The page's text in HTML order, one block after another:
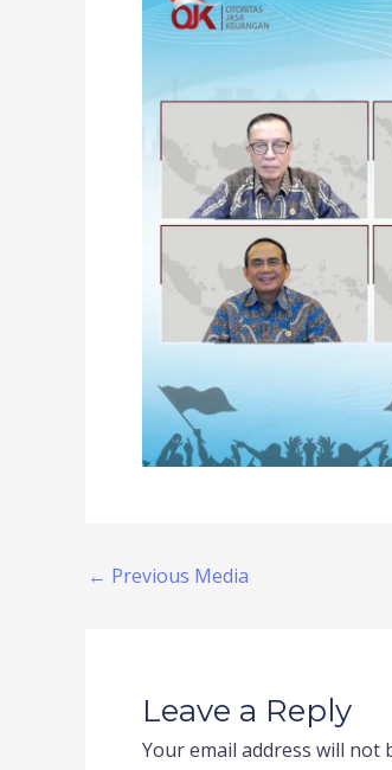
← Previous Media
Leave a Reply
Your email address will not